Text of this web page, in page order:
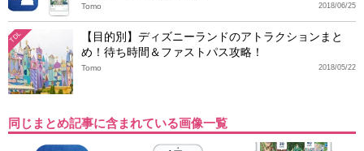
2018/06/25
Tomo
TDL
【目的別】ディズニーランドのアトラクションまと
め！待ち時間＆ファストパス攻略！
2018/05/22
Tomo
同じまとめ記事に含まれている画像一覧